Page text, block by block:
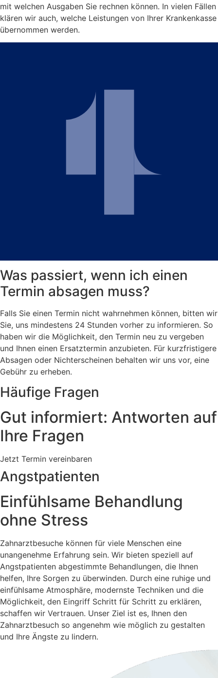
mit welchen Ausgaben Sie rechnen können. In vielen Fällen
klären wir auch, welche Leistungen von Ihrer Krankenkasse
übernommen werden.
Was passiert, wenn ich einen
Termin absagen muss?
Falls Sie einen Termin nicht wahrnehmen können, bitten wir
Sie, uns mindestens 24 Stunden vorher zu informieren. So
haben wir die Möglichkeit, den Termin neu zu vergeben
und Ihnen einen Ersatztermin anzubieten. Für kurzfristigere
Absagen oder Nichterscheinen behalten wir uns vor, eine
Gebühr zu erheben.
Häufige Fragen
Gut informiert: Antworten auf
Ihre Fragen
Jetzt Termin vereinbaren
Angstpatienten
Einfühlsame Behandlung
ohne Stress
Zahnarztbesuche können für viele Menschen eine
unangenehme Erfahrung sein. Wir bieten speziell auf
Angstpatienten abgestimmte Behandlungen, die Ihnen
helfen, Ihre Sorgen zu überwinden. Durch eine ruhige und
einfühlsame Atmosphäre, modernste Techniken und die
Möglichkeit, den Eingriff Schritt für Schritt zu erklären,
schaffen wir Vertrauen. Unser Ziel ist es, Ihnen den
Zahnarztbesuch so angenehm wie möglich zu gestalten
und Ihre Ängste zu lindern.